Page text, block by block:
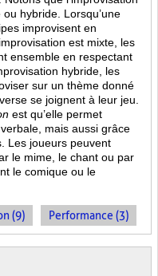
hybride. Lorsqu’une
improvisent en
est mixte, les
ensemble en respectant
hybride, les
sur un thème donné
se joignent à leur jeu.
est qu’elle permet
mais aussi grâce
Les joueurs peuvent
le mime, le chant ou par
le comique ou le
(9) Performance (3)